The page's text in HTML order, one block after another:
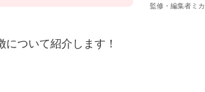
監修・編集者ミカ
ついて紹介します！